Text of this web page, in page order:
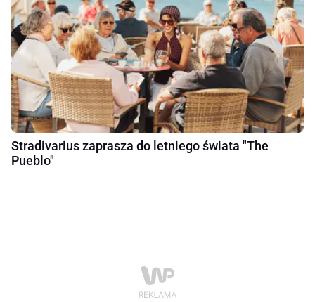
Stradivarius zaprasza do letniego świata "The
Pueblo"